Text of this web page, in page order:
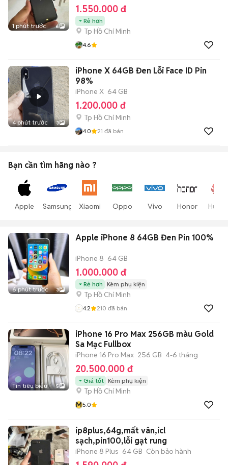
1 phút trước 6
1.550.000 đ
Rẻ hơn
Tp Hồ Chí Minh
4.6
4 phút trước 3
iPhone X 64GB Đen Lỗi Face ID Pin
98%
iPhone X 64 GB
1.200.000 đ
Tp Hồ Chí Minh
4.0 21 đã bán
Bạn cần tìm hãng nào ?
Apple Samsung Xiaomi Oppo Vivo Honor
6 phút trước 3
Apple iPhone 8 64GB Đen Pin 100%
iPhone 8 64 GB
1.000.000 đ
Rẻ hơn Kèm phụ kiện
Tp Hồ Chí Minh
4.2 210 đã bán
Tin tiêu biểu 5
iPhone 16 Pro Max 256GB màu Gold
Sa Mạc Fullbox
iPhone 16 Pro Max 256 GB 4-6 tháng
20.500.000 đ
Giá tốt Kèm phụ kiện
Tp Hồ Chí Minh
M5.0
ip8plus,64g,mất vân,icl
sạch,pin100,lỗi gạt rung
iPhone 8 Plus 64 GB Còn bảo hành